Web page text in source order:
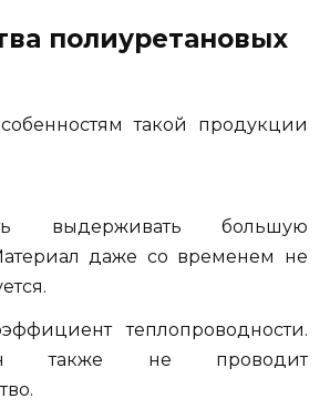
полиуретановых
такой продукции
выдерживать большую
даже со временем не
теплопроводности.
также не проводит